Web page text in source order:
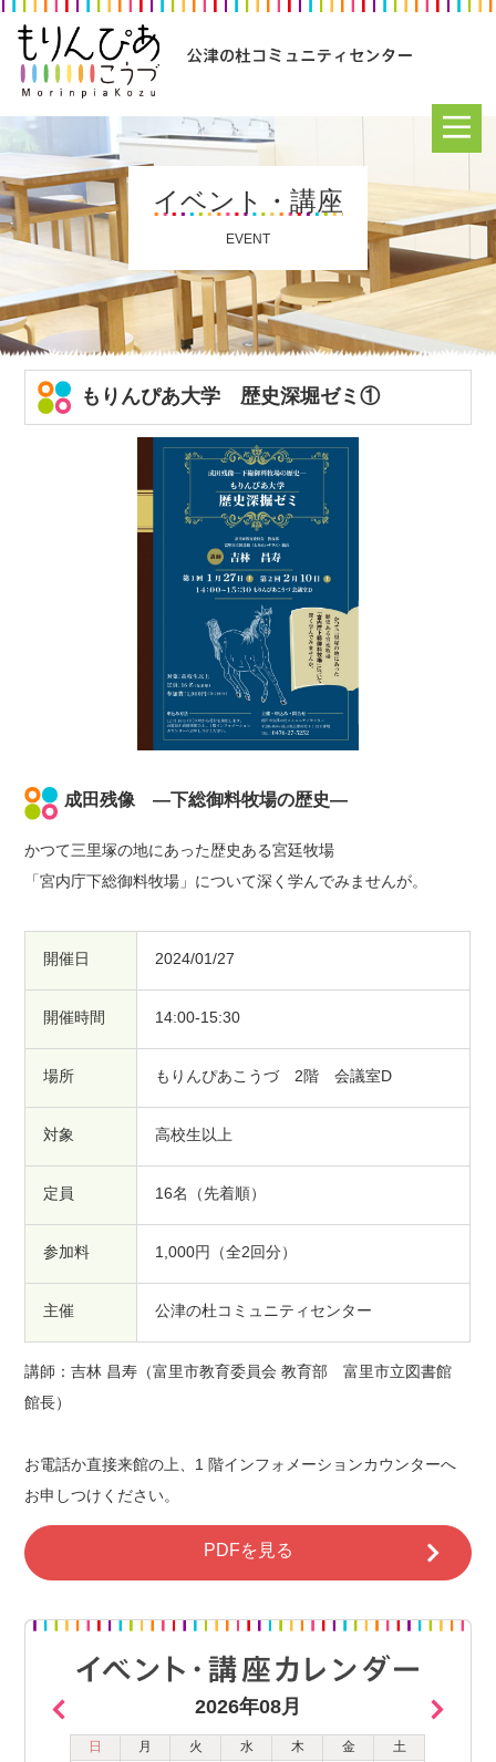
イベント・講座
EVENT
もりんぴあ大学 歴史深堀ゼミ①
成田残像 —下総御料牧場の歴史—
かつて三里塚の地にあった歴史ある宮廷牧場
「宮内庁下総御料牧場」について深く学んでみませんが。
開催日 2024/01/27
開催時間 14:00-15:30
場所 もりんぴあこうづ 2階 会議室D
対象 高校生以上
定員 16名（先着順）
参加料 1,000円（全2回分）
主催 公津の杜コミュニティセンター
講師：吉林 昌寿（富里市教育委員会 教育部 富里市立図書館
館長）
お電話か直接来館の上、1 階インフォメーションカウンターへ
お申しつけください。
PDFを見る
2026年08月
日 月 火 水 木 金
土